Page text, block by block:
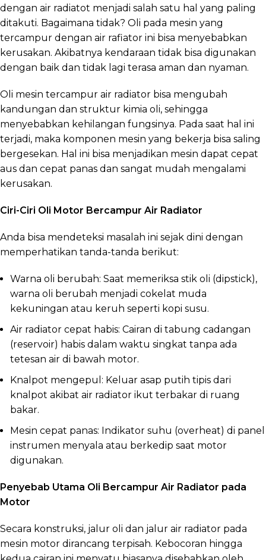
dengan air radiatot menjadi salah satu hal yang paling
ditakuti. Bagaimana tidak? Oli pada mesin yang
tercampur dengan air rafiator ini bisa menyebabkan
kerusakan. Akibatnya kendaraan tidak bisa digunakan
dengan baik dan tidak lagi terasa aman dan nyaman.
Oli mesin tercampur air radiator bisa mengubah
kandungan dan struktur kimia oli, sehingga
menyebabkan kehilangan fungsinya. Pada saat hal ini
terjadi, maka komponen mesin yang bekerja bisa saling
bergesekan. Hal ini bisa menjadikan mesin dapat cepat
aus dan cepat panas dan sangat mudah mengalami
kerusakan.
Ciri-Ciri Oli Motor Bercampur Air Radiator
Anda bisa mendeteksi masalah ini sejak dini dengan
memperhatikan tanda-tanda berikut:
Warna oli berubah: Saat memeriksa stik oli (dipstick),
warna oli berubah menjadi cokelat muda
kekuningan atau keruh seperti kopi susu.
Air radiator cepat habis: Cairan di tabung cadangan
(reservoir) habis dalam waktu singkat tanpa ada
tetesan air di bawah motor.
Knalpot mengepul: Keluar asap putih tipis dari
knalpot akibat air radiator ikut terbakar di ruang
bakar.
Mesin cepat panas: Indikator suhu (overheat) di panel
instrumen menyala atau berkedip saat motor
digunakan.
Penyebab Utama Oli Bercampur Air Radiator pada
Motor
Secara konstruksi, jalur oli dan jalur air radiator pada
mesin motor dirancang terpisah. Kebocoran hingga